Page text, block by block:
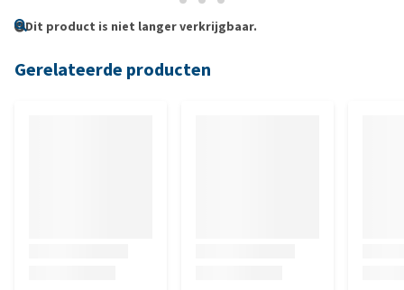
Dit product is niet langer verkrijgbaar.
Gerelateerde producten